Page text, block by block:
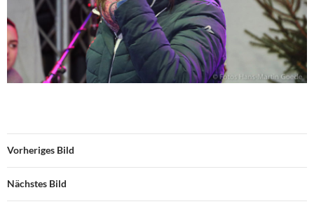
Vorheriges Bild
Nächstes Bild